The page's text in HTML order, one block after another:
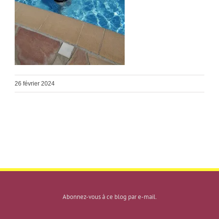
26 février 2024
Abonnez-vous à ce blog par e-mail.